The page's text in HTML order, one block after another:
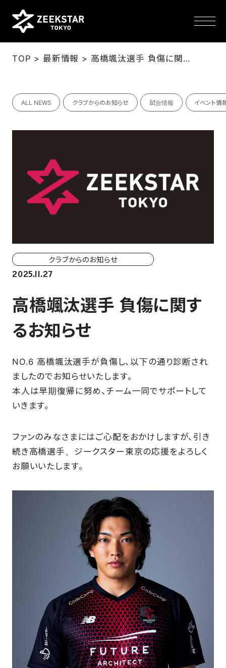
NEWS
TEAM
SCHEDULE
TICKET
会場（座席・価格表）
チケット購入方法
各座席について
観戦ガイド
FAN CLUB
マイページはこちら
CSR
SCHOOL
PARTNERS
CONTACT
お問い合わせ
CSRのご依頼
TOP > 最新情報 > 高橋颯汰選手 負傷に関するお知らせ
クラブからのお知らせ
2025.11.27
高橋颯汰選手 負傷に関す
るお知らせ
NO.6 高橋颯汰選手が負傷し、以下の通り診断され
ましたのでお知らせいたします。
本人は早期復帰に努め、チーム一同でサポートして
いきます。
ファンのみなさまにはご心配をおかけしますが、引き
続き高橋選手、ジークスター東京の応援をよろしく
お願いいたします。
ALL NEWS クラブからのお知らせ 試合情報 イベント情